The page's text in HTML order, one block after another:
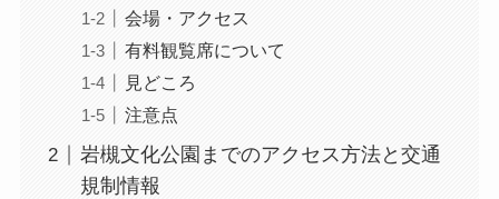
会場・アクセス
有料観覧席について
見どころ
注意点
岩槻文化公園までのアクセス方法と交通
規制情報